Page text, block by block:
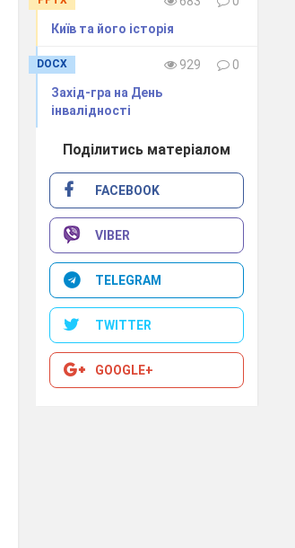
Київ та його історія
DOCX 929
0
Захід-гра на День
інвалідності
Поділитись матеріалом
FACEBOOK
VIBER
TELEGRAM
TWITTER
GOOGLE+